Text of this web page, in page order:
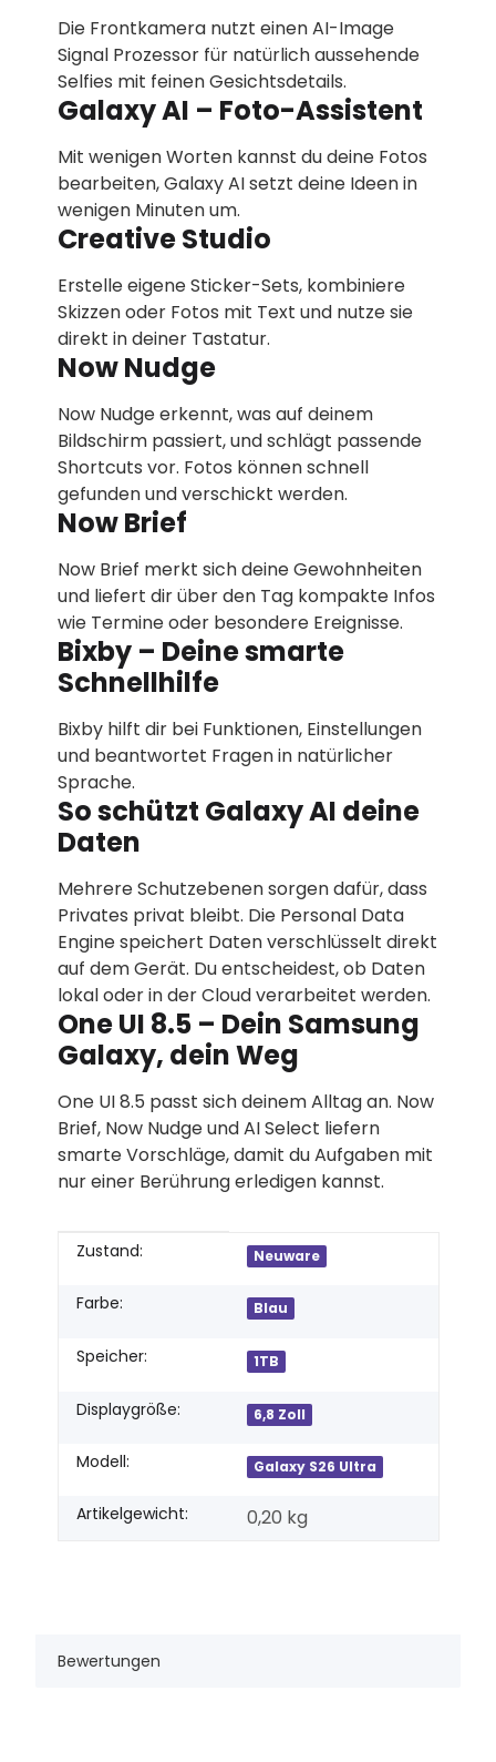
Die Frontkamera nutzt einen AI-Image
Signal Prozessor für natürlich aussehende
Selfies mit feinen Gesichtsdetails.
Galaxy AI – Foto-Assistent
Mit wenigen Worten kannst du deine Fotos
bearbeiten, Galaxy AI setzt deine Ideen in
wenigen Minuten um.
Creative Studio
Erstelle eigene Sticker-Sets, kombiniere
Skizzen oder Fotos mit Text und nutze sie
direkt in deiner Tastatur.
Now Nudge
Now Nudge erkennt, was auf deinem
Bildschirm passiert, und schlägt passende
Shortcuts vor. Fotos können schnell
gefunden und verschickt werden.
Now Brief
Now Brief merkt sich deine Gewohnheiten
und liefert dir über den Tag kompakte Infos
wie Termine oder besondere Ereignisse.
Bixby – Deine smarte
Schnellhilfe
Bixby hilft dir bei Funktionen, Einstellungen
und beantwortet Fragen in natürlicher
Sprache.
So schützt Galaxy AI deine
Daten
Mehrere Schutzebenen sorgen dafür, dass
Privates privat bleibt. Die Personal Data
Engine speichert Daten verschlüsselt direkt
auf dem Gerät. Du entscheidest, ob Daten
lokal oder in der Cloud verarbeitet werden.
One UI 8.5 – Dein Samsung
Galaxy, dein Weg
One UI 8.5 passt sich deinem Alltag an. Now
Brief, Now Nudge und AI Select liefern
smarte Vorschläge, damit du Aufgaben mit
nur einer Berührung erledigen kannst.
Produkteigenschaft
Wert
Zustand: Neuware
Farbe: Blau
Speicher: 1TB
Displaygröße: 6,8 Zoll
Modell: Galaxy S26 Ultra
Artikelgewicht: 0,20 kg
Bewertungen